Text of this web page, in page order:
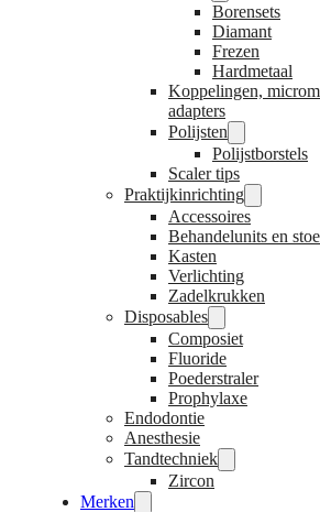
Borensets
Diamant
Frezen
Hardmetaal
Koppelingen,
adapters
Polijsten
Polijstborstels
Scaler tips
Praktijkinrichting
Accessoires
Behandelunits en
Kasten
Verlichting
Zadelkrukken
Disposables
Composiet
Fluoride
Poederstraler
Prophylaxe
Endodontie
Anesthesie
Tandtechniek
Zircon
Merken